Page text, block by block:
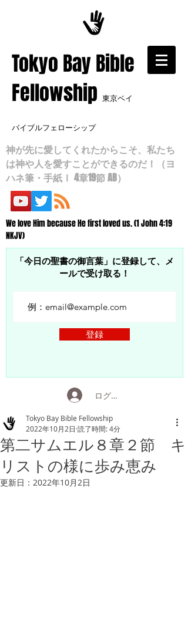
​Tokyo Bay Bible
Fellowship 東京ベイ
バイブルフェローシップ
神が先に愛してくれたからこそ、私たち
は神や人を愛すことができるのだ！（ヨ
ハネ筆・手紙Ⅰ 4章19節 AB）
We love Him because He first loved us. (1 John 4:19
NKJV)
「今日の聖書の御言葉」に登録して、メ
ールで受け取る！
登録
ログイン
第二サムエル８章２節 キ
リストの様に歩み恵み
Tokyo Bay Bible Fellowship
2022年10月2日 読了時間: 4分
更新日： 2022年10月2日